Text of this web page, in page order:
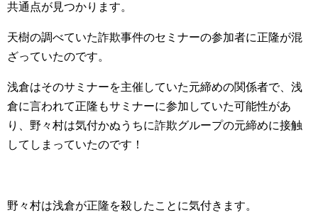
共通点が見つかります。
天樹の調べていた詐欺事件のセミナーの参加者に正隆が混
ざっていたのです。
浅倉はそのサミナーを主催していた元締めの関係者で、浅
倉に言われて正隆もサミナーに参加していた可能性があ
り、野々村は気付かぬうちに詐欺グループの元締めに接触
してしまっていたのです！
野々村は浅倉が正隆を殺したことに気付きます。